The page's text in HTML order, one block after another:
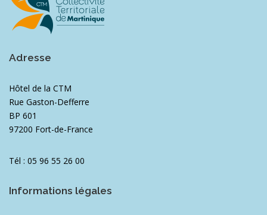
Adresse
Hôtel de la CTM
Rue Gaston-Defferre
BP 601
97200 Fort-de-France
Tél : 05 96 55 26 00
Informations légales